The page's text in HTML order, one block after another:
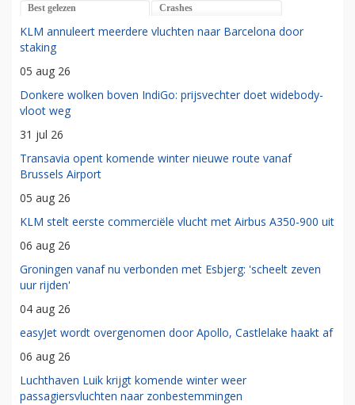
Best gelezen Crashes
KLM annuleert meerdere vluchten naar Barcelona door
staking
05 aug 26
Donkere wolken boven IndiGo: prijsvechter doet widebody-
vloot weg
31 jul 26
Transavia opent komende winter nieuwe route vanaf
Brussels Airport
05 aug 26
KLM stelt eerste commerciële vlucht met Airbus A350-900 uit
06 aug 26
Groningen vanaf nu verbonden met Esbjerg: 'scheelt zeven
uur rijden'
04 aug 26
easyJet wordt overgenomen door Apollo, Castlelake haakt af
06 aug 26
Luchthaven Luik krijgt komende winter weer
passagiersvluchten naar zonbestemmingen